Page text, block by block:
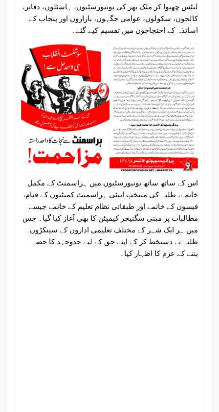
لیٹس چھپوا کر ملک بھر کی یونیورسٹیوں، ہاسٹلوں، دفاتر،
کالجوں، سکولوں، عوامی جگہوں، بازاروں اور پنجاب کے
اساتذہ کے احتجاجوں میں تقسیم کیے گئے۔
اس کے ساتھ ساتھ یونیورسٹیوں میں ہراسمنٹ کے مکمل
خاتمے، طلبہ کی منتخب اینٹی ہراسمنٹ کمیٹیوں کے قیام،
فیسوں کے خاتمے اور طبقاتی نظام تعلیم کے خاتمے جیسے
مطالبات پر مبنی سگنیچر کیمپئن کا بھی آغاز کیا گیا۔ جس
میں ہر ایک شہر کے مختلف تعلیمی اداروں کے سینکڑوں
طلبہ نے دستخط کر کے اپنے حق کے لیے جدوجہد کا حصہ
بننے کے عزم کا اظہار کیا۔